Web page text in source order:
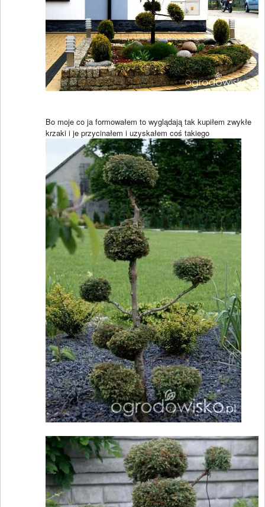
Bo moje co ja formowałem to wyglądają tak kupiłem zwykłe
krzaki i je przycinałem i uzyskałem coś takiego